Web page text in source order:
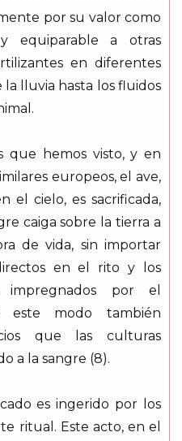
por su valor como
equiparable a otras
en diferentes
la lluvia hasta los fluidos
que hemos visto, y en
europeos, el ave,
el cielo, es sacrificada,
caiga sobre la tierra a
de vida, sin importar
en el rito y los
impregnados por el
modo también
que las culturas
a la sangre (8).
es ingerido por los
ritual. Este acto, en el